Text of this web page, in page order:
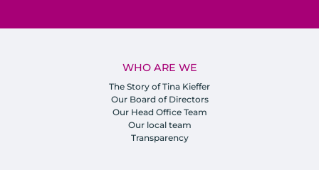
WHO ARE WE
The Story of Tina Kieffer
Our Board of Directors
Our Head Office Team
Our local team
Transparency